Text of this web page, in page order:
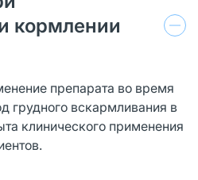
кормлении
препарата во время
грудного вскармливания в
клинического применения